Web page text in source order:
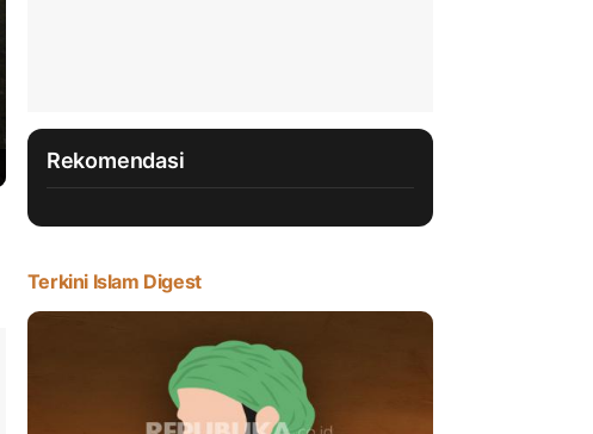
Rekomendasi
Terkini Islam Digest